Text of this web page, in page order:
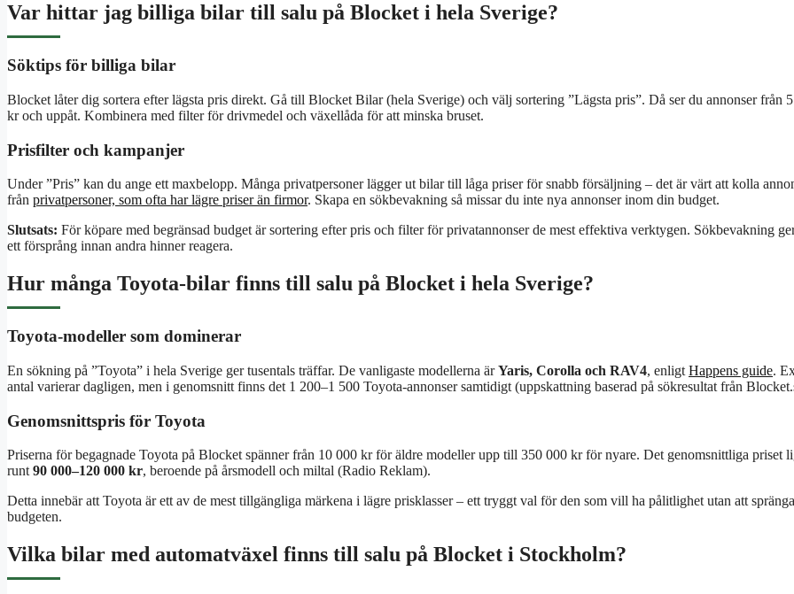
Var hittar jag billiga bilar till salu på Blocket i hela Sverige?
Söktips för billiga bilar
Blocket låter dig sortera efter lägsta pris direkt. Gå till Blocket Bilar (hela Sverige) och välj sortering ”Lägsta pris”. Då ser du annonser från
kr och uppåt. Kombinera med filter för drivmedel och växellåda för att minska bruset.
Prisfilter och kampanjer
Under ”Pris” kan du ange ett maxbelopp. Många privatpersoner lägger ut bilar till låga priser för snabb försäljning – det är värt att kolla
från privatpersoner, som ofta har lägre priser än firmor. Skapa en sökbevakning så missar du inte nya annonser inom din budget.
Slutsats: För köpare med begränsad budget är sortering efter pris och filter för privatannonser de mest effektiva verktygen. Sökbevakning
ett försprång innan andra hinner reagera.
Hur många Toyota-bilar finns till salu på Blocket i hela Sverige?
Toyota-modeller som dominerar
En sökning på ”Toyota” i hela Sverige ger tusentals träffar. De vanligaste modellerna ärYaris, Corolla och RAV4, enligt Happens guide.
antal varierar dagligen, men i genomsnitt finns det 1 200–1 500 Toyota-annonser samtidigt (uppskattning baserad på sökresultat från
Genomsnittspris för Toyota
Priserna för begagnade Toyota på Blocket spänner från 10 000 kr för äldre modeller upp till 350 000 kr för nyare. Det genomsnittliga priset
runt 90 000–120 000 kr, beroende på årsmodell och miltal (Radio Reklam).
Detta innebär att Toyota är ett av de mest tillgängliga märkena i lägre prisklasser – ett tryggt val för den som vill ha pålitlighet utan att spränga
budgeten.
Vilka bilar med automatväxel finns till salu på Blocket i Stockholm?